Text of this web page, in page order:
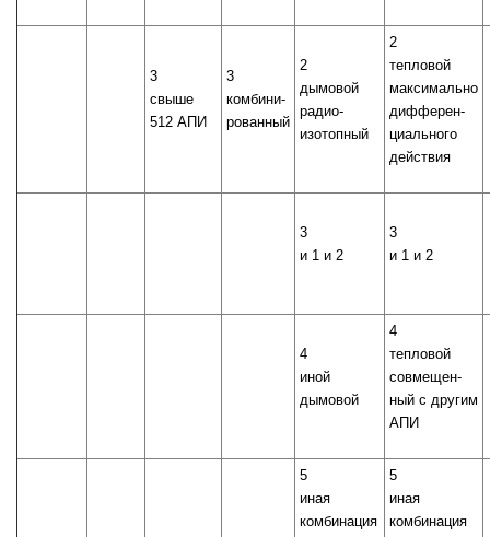
3
свыше
512 АПИ
3
комбини-
рованный
2
дымовой
радио-
изотопный
2
тепловой
максимально
дифферен-
циального
действия
3
и 1 и 2
3
и 1 и 2
4
иной
дымовой
4
тепловой
совмещен-
ный с другим
АПИ
5
иная
комбинация
5
иная
комбинация